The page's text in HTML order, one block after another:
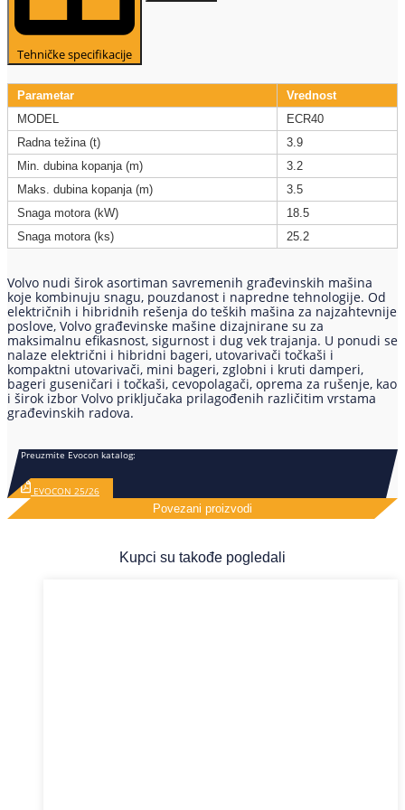
Tehničke specifikacije
Parametar
Vrednost
MODEL
ECR40
Radna težina (t)
3.9
Min. dubina kopanja (m)
3.2
Maks. dubina kopanja (m)
3.5
Snaga motora (kW)
18.5
Snaga motora (ks)
25.2
Volvo nudi širok asortiman savremenih građevinskih mašina
koje kombinuju snagu, pouzdanost i napredne tehnologije. Od
električnih i hibridnih rešenja do teških mašina za najzahtevnije
poslove, Volvo građevinske mašine dizajnirane su za
maksimalnu efikasnost, sigurnost i dug vek trajanja. U ponudi se
nalaze električni i hibridni bageri, utovarivači točkaši i
kompaktni utovarivači, mini bageri, zglobni i kruti damperi,
bageri guseničari i točkaši, cevopolagači, oprema za rušenje, kao
i širok izbor Volvo priključaka prilagođenih različitim vrstama
građevinskih radova.
Preuzmite Evocon katalog:
EVOCON 25/26
Povezani proizvodi
Kupci su takođe pogledali